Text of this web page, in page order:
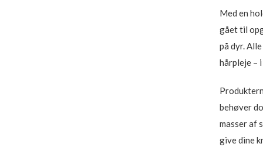
Med en
gået til
på dyr.
hårpleje –
behøver
masser af
give dine